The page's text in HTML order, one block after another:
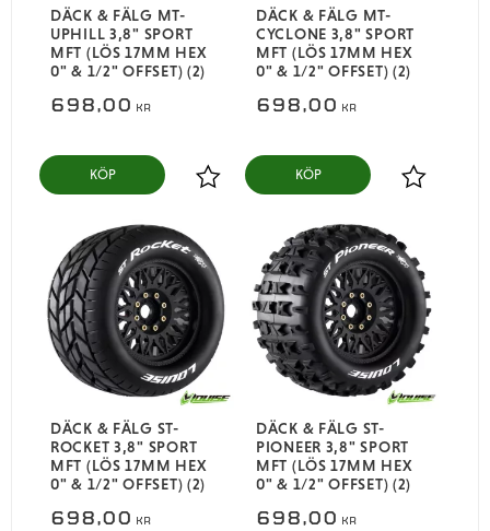
DÄCK & FÄLG MT-
UPHILL 3,8" SPORT
MFT (LÖS 17MM HEX
0" & 1/2" OFFSET) (2)
698,00 KR
Lägg till i favoriter
KÖP
DÄCK & FÄLG MT-
CYCLONE 3,8" SPORT
MFT (LÖS 17MM HEX
0" & 1/2" OFFSET) (2)
698,00 KR
Lägg till i
KÖP
DÄCK & FÄLG ST-
ROCKET 3,8" SPORT
MFT (LÖS 17MM HEX
0" & 1/2" OFFSET) (2)
698,00 KR
DÄCK & FÄLG ST-
PIONEER 3,8" SPORT
MFT (LÖS 17MM HEX
0" & 1/2" OFFSET) (2)
698,00 KR